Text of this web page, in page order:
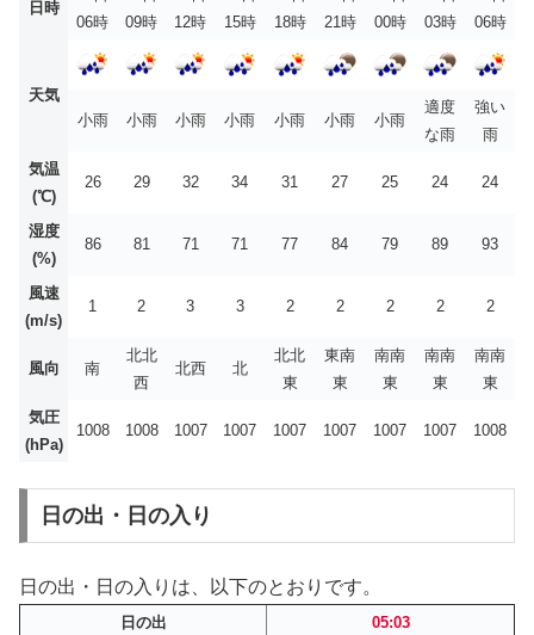
日時
06時
09時
12時
15時
18時
21時
00時
03時
06時
天気
小雨
小雨 小雨 小雨 小雨 小雨 小雨
適度
な雨
強い
雨
気温
(℃)
26 29 32 34 31 27 25 24 24
湿度
(%)
86 81 71 71 77 84 79 89 93
風速
(m/s)
1 2 3 3 2 2 2 2 2
風向 南
北北
西
北西 北
北北
東
東南
東
南南
東
南南
東
南南
東
気圧
(hPa)
1008 1008 1007 1007 1007 1007 1007 1007 1008
日の出・日の入り
日の出・日の入りは、以下のとおりです。
日の出
05:03